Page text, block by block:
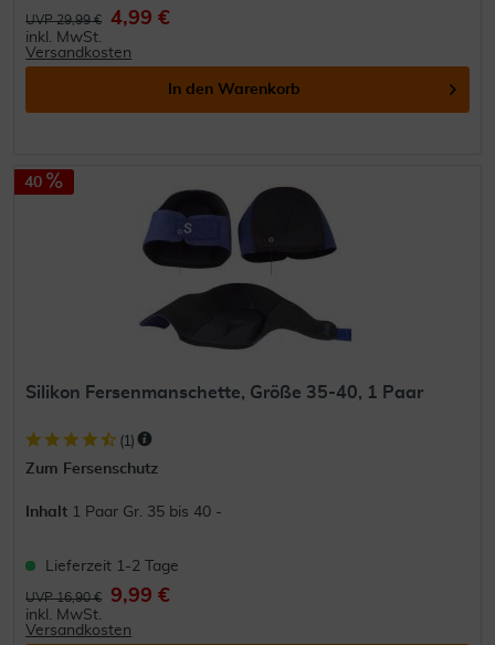
UVP 29,99 € 4,99 €
inkl. MwSt.
Versandkosten
In den Warenkorb
40
Silikon Fersenmanschette, Größe 35-40, 1 Paar
(1)
Zum Fersenschutz
Inhalt 1 Paar Gr. 35 bis 40 -
Lieferzeit 1-2 Tage
UVP 16,90 € 9,99 €
inkl. MwSt.
Versandkosten